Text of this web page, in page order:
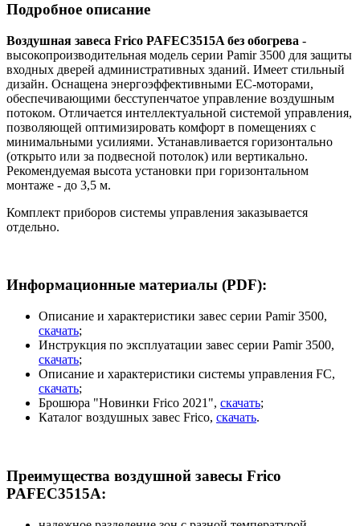
Подробное описание
Воздушная завеса Frico PAFEC3515A без обогрева -
высокопроизводительная модель серии Pamir 3500 для защиты
входных дверей административных зданий. Имеет стильный
дизайн. Оснащена энергоэффективными ЕС-моторами,
обеспечивающими бесступенчатое управление воздушным
потоком. Отличается интеллектуальной системой управления,
позволяющей оптимизировать комфорт в помещениях с
минимальными усилиями. Устанавливается горизонтально
(открыто или за подвесной потолок) или вертикально.
Рекомендуемая высота установки при горизонтальном
монтаже - до 3,5 м.
Комплект приборов системы управления заказывается
отдельно.
Информационные материалы (PDF):
Описание и характеристики завес серии Pamir 3500,
скачать;
Инструкция по эксплуатации завес серии Pamir 3500,
скачать;
Описание и характеристики системы управления FC,
скачать;
Брошюра "Новинки Frico 2021", скачать;
Каталог воздушных завес Frico, скачать.
Преимущества воздушной завесы Frico
PAFEC3515A: